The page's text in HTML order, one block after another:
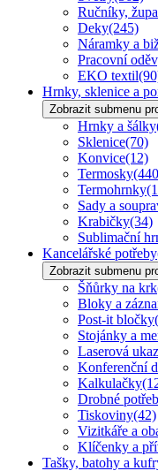
Ručníky,
Deky(245)
Náramky a
Pracovní
EKO textil
Hrnky, sklenice a
Zobrazit submenu
Hrnky a šálky
Sklenice(70)
Konvice(12)
Termosky
Termohrnky
Sady a
Krabičky(34)
Sublimační
Kancelářské potřeby
Zobrazit submenu
Šňůrky na krk
Bloky a
Post-it bločky
Stojánky a
Laserová
Konferenční
Kalkulačky
Drobné
Tiskoviny(42)
Vizitkáře a
Klíčenky a
Tašky, batohy a